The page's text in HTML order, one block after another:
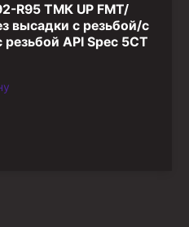
R95 ТМК UP FMT/
высадки с резьбой/с
API Spec 5CT